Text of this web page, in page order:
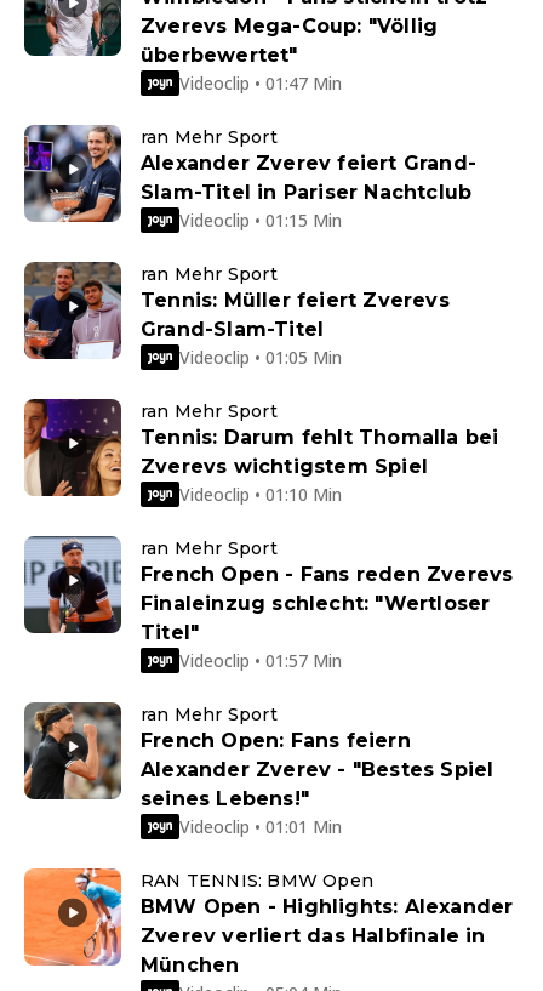
Zverevs Mega-Coup: "Völlig
überbewertet"
Videoclip • 01:47 Min
ran Mehr Sport
Alexander Zverev feiert Grand-
Slam-Titel in Pariser Nachtclub
Videoclip • 01:15 Min
ran Mehr Sport
Tennis: Müller feiert Zverevs
Grand-Slam-Titel
Videoclip • 01:05 Min
ran Mehr Sport
Tennis: Darum fehlt Thomalla bei
Zverevs wichtigstem Spiel
Videoclip • 01:10 Min
ran Mehr Sport
French Open - Fans reden Zverevs
Finaleinzug schlecht: "Wertloser
Titel"
Videoclip • 01:57 Min
ran Mehr Sport
French Open: Fans feiern
Alexander Zverev - "Bestes Spiel
seines Lebens!"
Videoclip • 01:01 Min
RAN TENNIS: BMW Open
BMW Open - Highlights: Alexander
Zverev verliert das Halbfinale in
München